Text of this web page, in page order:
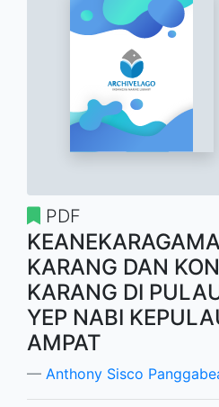
PDF
KARANG DAN
KARANG DI
YEP NABI
AMPAT
Anthony Sisco